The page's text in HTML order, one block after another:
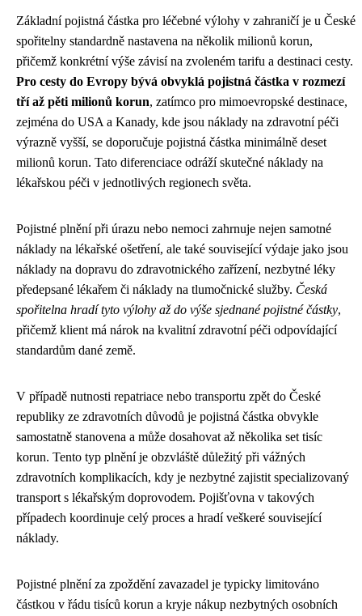
Základní pojistná částka pro léčebné výlohy v zahraničí je u České
spořitelny standardně nastavena na několik milionů korun,
přičemž konkrétní výše závisí na zvoleném tarifu a destinaci cesty.
Pro cesty do Evropy bývá obvyklá pojistná částka v rozmezí
tří až pěti milionů korun, zatímco pro mimoevropské destinace,
zejména do USA a Kanady, kde jsou náklady na zdravotní péči
výrazně vyšší, se doporučuje pojistná částka minimálně deset
milionů korun. Tato diferenciace odráží skutečné náklady na
lékařskou péči v jednotlivých regionech světa.
Pojistné plnění při úrazu nebo nemoci zahrnuje nejen samotné
náklady na lékařské ošetření, ale také související výdaje jako jsou
náklady na dopravu do zdravotnického zařízení, nezbytné léky
předepsané lékařem či náklady na tlumočnické služby. Česká
spořitelna hradí tyto výlohy až do výše sjednané pojistné částky,
přičemž klient má nárok na kvalitní zdravotní péči odpovídající
standardům dané země.
V případě nutnosti repatriace nebo transportu zpět do České
republiky ze zdravotních důvodů je pojistná částka obvykle
samostatně stanovena a může dosahovat až několika set tisíc
korun. Tento typ plnění je obzvláště důležitý při vážných
zdravotních komplikacích, kdy je nezbytné zajistit specializovaný
transport s lékařským doprovodem. Pojišťovna v takových
případech koordinuje celý proces a hradí veškeré související
náklady.
Pojistné plnění za zpoždění zavazadel je typicky limitováno
částkou v řádu tisíců korun a kryje nákup nezbytných osobních